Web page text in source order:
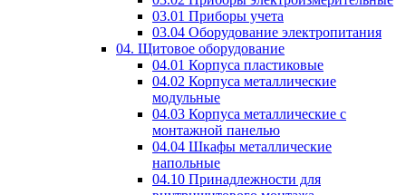
03.01 Приборы учета
03.04 Оборудование электропитания
04. Щитовое оборудование
04.01 Корпуса пластиковые
04.02 Корпуса металлические
модульные
04.03 Корпуса металлические с
монтажной панелью
04.04 Шкафы металлические
напольные
04.10 Принадлежности для